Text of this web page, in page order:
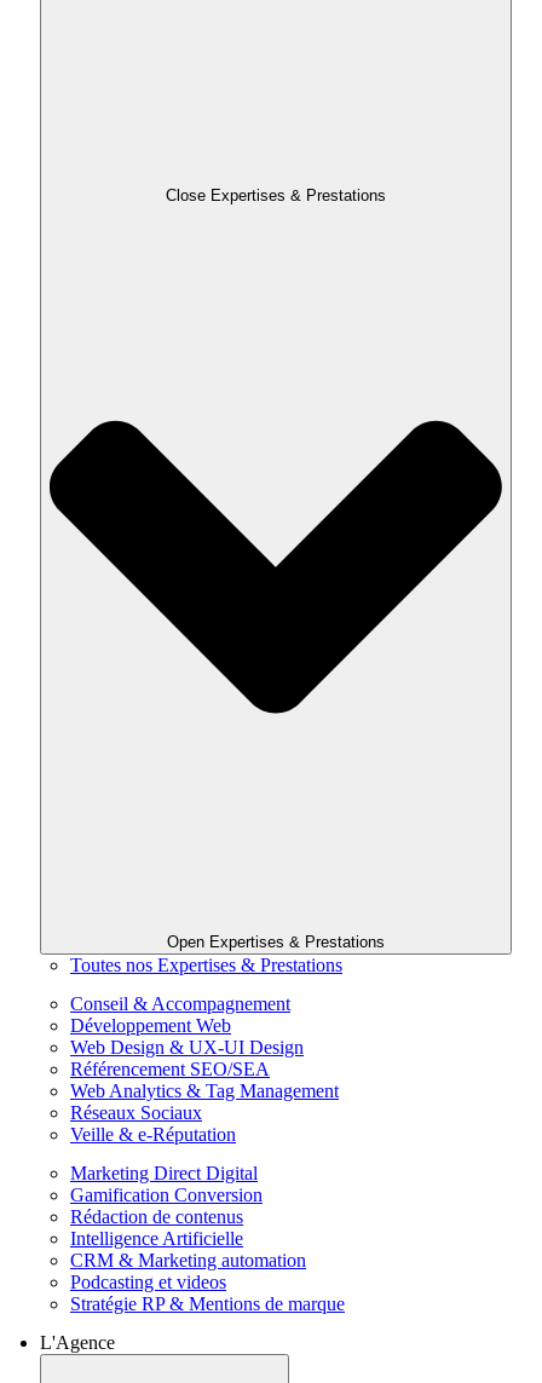
Close Expertises & Prestations
Open Expertises & Prestations
Toutes nos Expertises & Prestations
Conseil & Accompagnement
Développement Web
Web Design & UX-UI Design
Référencement SEO/SEA
Web Analytics & Tag Management
Réseaux Sociaux
Veille & e-Réputation
Marketing Direct Digital
Gamification Conversion
Rédaction de contenus
Intelligence Artificielle
CRM & Marketing automation
Podcasting et videos
Stratégie RP & Mentions de marque
L'Agence